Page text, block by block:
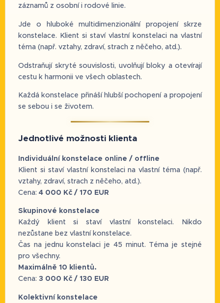
záznamů z osobní i rodové linie.
Jde o hluboké multidimenzionální propojení skrze
konstelace. Klient si staví vlastní konstelaci na vlastní
téma (např. vztahy, zdraví, strach z něčeho, atd.).
Odstraňují skryté souvislosti, uvolňují bloky a otevírají
cestu k harmonii ve všech oblastech.
Každá konstelace přináší hlubší pochopení a propojení
se sebou i se životem.
Jednotlivé možnosti klienta
Individuální konstelace online / offline
Klient si staví vlastní konstelaci na vlastní téma (např.
vztahy, zdraví, strach z něčeho, atd.).
Cena: 4 000 Kč / 170 EUR
Skupinové konstelace
Každý klient si staví vlastní konstelaci. Nikdo
nezůstane bez vlastní konstelace.
Čas na jednu konstelaci je 45 minut. Téma je stejné
pro všechny.
Maximálně 10 klientů.
Cena: 3 000 Kč / 130 EUR
Kolektivní konstelace